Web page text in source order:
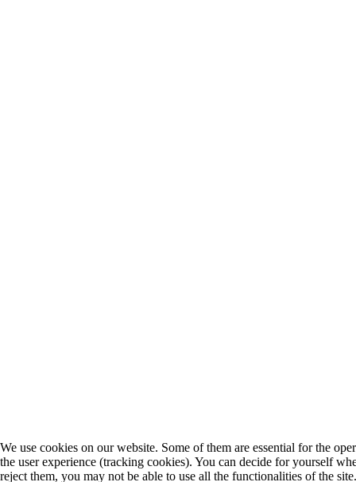
We use cookies on our website. Some of them are essential for the
the user experience (tracking cookies). You can decide for yourself
reject them, you may not be able to use all the functionalities of the site.